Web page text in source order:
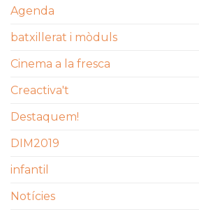
Agenda
batxillerat i mòduls
Cinema a la fresca
Creactiva't
Destaquem!
DIM2019
infantil
Notícies